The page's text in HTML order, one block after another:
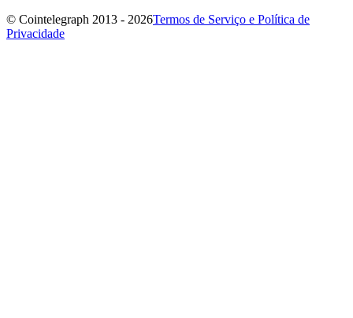
© Cointelegraph 2013 - 2026Termos de Serviço e Política de
Privacidade